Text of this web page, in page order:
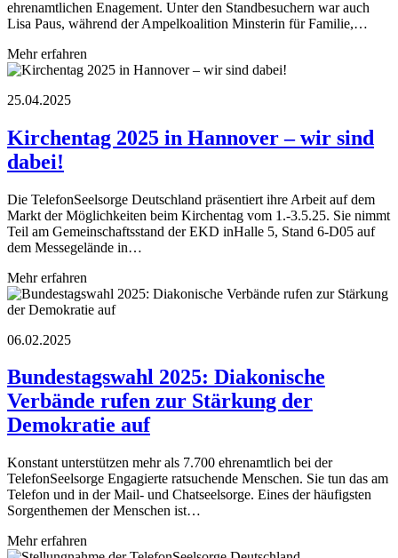
ehrenamtlichen Enagement. Unter den Standbesuchern war auch
Lisa Paus, während der Ampelkoalition Minsterin für Familie,…
Mehr erfahren
25.04.2025
Kirchentag 2025 in Hannover – wir sind
dabei!
Die TelefonSeelsorge Deutschland präsentiert ihre Arbeit auf dem
Markt der Möglichkeiten beim Kirchentag vom 1.-3.5.25. Sie nimmt
Teil am Gemeinschaftsstand der EKD inHalle 5, Stand 6-D05 auf
dem Messegelände in…
Mehr erfahren
06.02.2025
Bundestagswahl 2025: Diakonische
Verbände rufen zur Stärkung der
Demokratie auf
Konstant unterstützen mehr als 7.700 ehrenamtlich bei der
TelefonSeelsorge Engagierte ratsuchende Menschen. Sie tun das am
Telefon und in der Mail- und Chatseelsorge. Eines der häufigsten
Sorgenthemen der Menschen ist…
Mehr erfahren